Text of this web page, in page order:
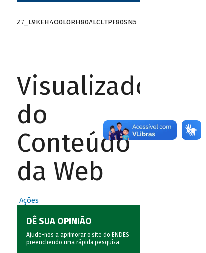
Z7_L9KEH4O0LORH80ALCLTPF80SN5
Visualizador
do
Conteúdo
da Web
Ações
DÊ SUA OPINIÃO
Ajude-nos a aprimorar o site do BNDES
preenchendo uma rápida pesquisa.